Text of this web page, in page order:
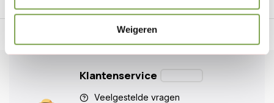
Weigeren
dagen bedenktijd
Klantenservice
Veelgestelde vragen